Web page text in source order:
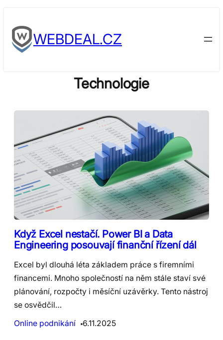
to
contentWEBDEAL.CZ
Technologie
Když Excel nestačí. Power BI a Data
Engineering posouvají finanční řízení dál
Excel byl dlouhá léta základem práce s firemními
financemi. Mnoho společností na něm stále staví své
plánování, rozpočty i měsíční uzávěrky. Tento nástroj
se osvědčil…
Online podnikání
6.11.2025